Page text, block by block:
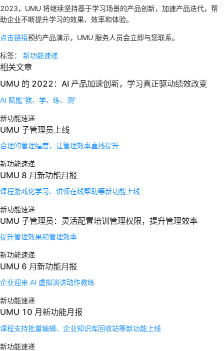
2023，UMU 将继续坚持基于学习场景的产品创新，加速产品迭代，帮
助企业不断提升学习的效果、效率和体验。
点击链接预约产品演示，UMU 服务人员会立即与您联系。
标签： 新功能速递
相关文章
UMU 的 2022：AI 产品加速创新，学习真正驱动绩效改变
AI 赋能“教、学、练、测”
新功能速递
UMU 子管理员上线
合理的管理幅度，让管理效率直线提升
新功能速递
UMU 8 月新功能月报
课程游戏化学习、讲师在线帮助等新功能上线
新功能速递
UMU 子管理员：灵活配置培训管理权限，提升管理效率
提升管理效果和管理效率
新功能速递
UMU 6 月新功能月报
企业迎来 AI 虚拟演讲动作教练
新功能速递
UMU 10 月新功能月报
课程支持批量编辑、企业知识库回收站等新功能上线
新功能速递